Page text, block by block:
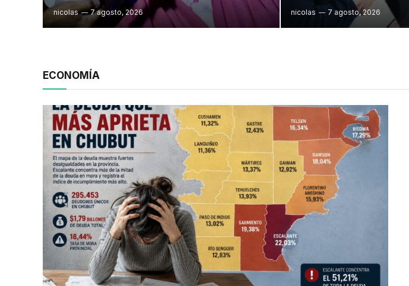
nicolas 7 agosto, 2026 nicolas 7 agosto, 2026
ECONOMÍA